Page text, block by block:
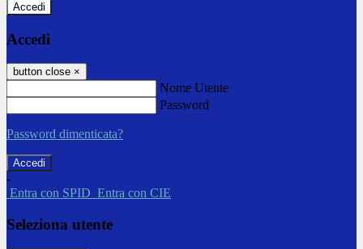
Accedi
Accedi
button close ×
Nome Utente
Password
Password dimenticata?
-
Entra con SPID Entra con CIE
Seleziona utente